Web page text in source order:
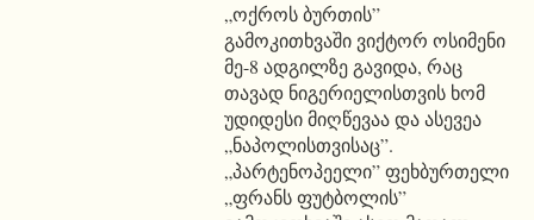
„ოქროს ბურთის”
გამოკითხვაში ვიქტორ ოსიმენი
მე-8 ადგილზე გავიდა, რაც
თავად ნიგერიელისთვის ხომ
უდიდესი მიღწევაა და ასევეა
„ნაპოლისთვისაც”.
„პარტენოპეელი” ფეხბურთელი
„ფრანს ფუტბოლის”